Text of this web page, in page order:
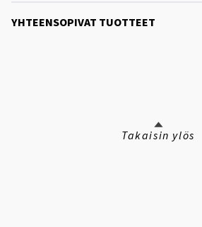
YHTEENSOPIVAT TUOTTEET
Takaisin ylös